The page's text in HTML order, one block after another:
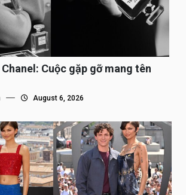
Cuộc gặp gỡ mang tên
August 6, 2026